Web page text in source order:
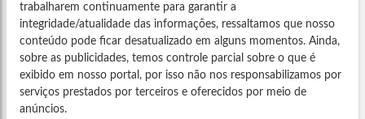
trabalharem continuamente para garantir a
integridade/atualidade das informações, ressaltamos que nosso
conteúdo pode ficar desatualizado em alguns momentos. Ainda,
sobre as publicidades, temos controle parcial sobre o que é
exibido em nosso portal, por isso não nos responsabilizamos por
serviços prestados por terceiros e oferecidos por meio de
anúncios.